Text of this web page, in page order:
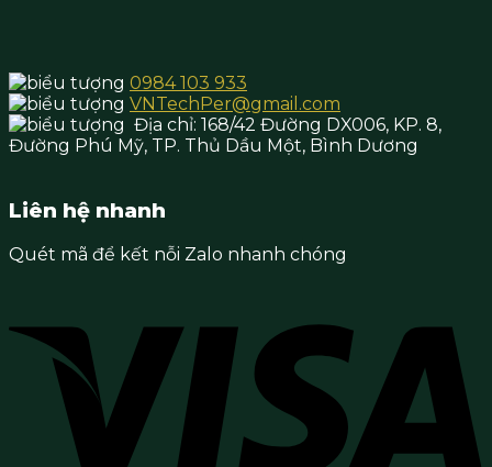
0984 103 933
VNTechPer@gmail.com
Địa chỉ: 168/42 Đường DX006, KP. 8,
Đường Phú Mỹ, TP. Thủ Dầu Một, Bình Dương
Liên hệ nhanh
Quét mã để kết nỗi Zalo nhanh chóng